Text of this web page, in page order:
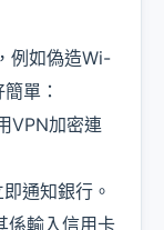
例如偽造Wi-
單：
VPN加密連
通知銀行。
係輸入信用卡